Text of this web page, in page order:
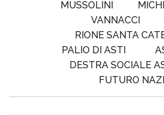
MUSSOLINI
VANNACCI
RIONE SANTA
PALIO DI ASTI
DESTRA SOCIALE
FUTURO